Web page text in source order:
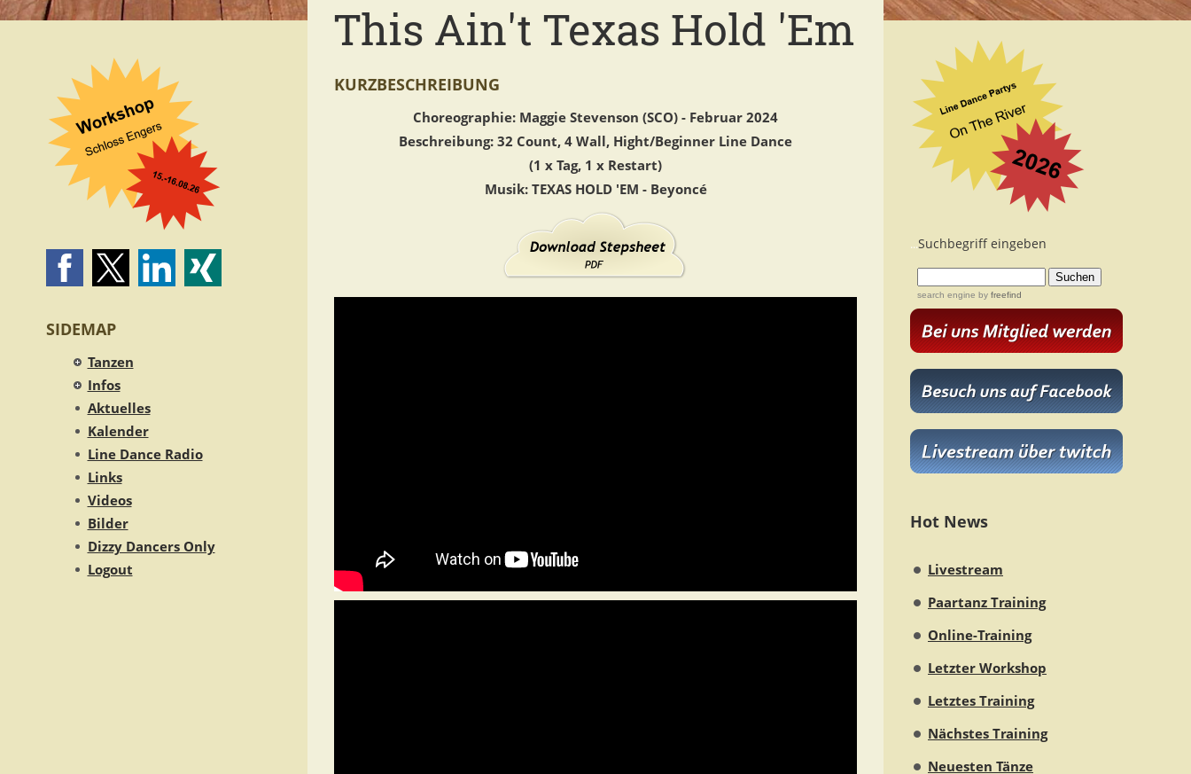
SIDEMAP
Tanzen
Infos
Aktuelles
Kalender
Line Dance Radio
Links
Videos
Bilder
Dizzy Dancers Only
Logout
This Ain't Texas Hold 'Em
KURZBESCHREIBUNG
Choreographie: Maggie Stevenson (SCO) - Februar 2024
Beschreibung: 32 Count, 4 Wall, Hight/Beginner Line Dance
(1 x Tag, 1 x Restart)
Musik: TEXAS HOLD 'EM - Beyoncé
...Suchbegriff eingeben
search engine by freefind
Hot News
Livestream
Paartanz Training
Online-Training
Letzter Workshop
Letztes Training
Nächstes Training
Neuesten Tänze